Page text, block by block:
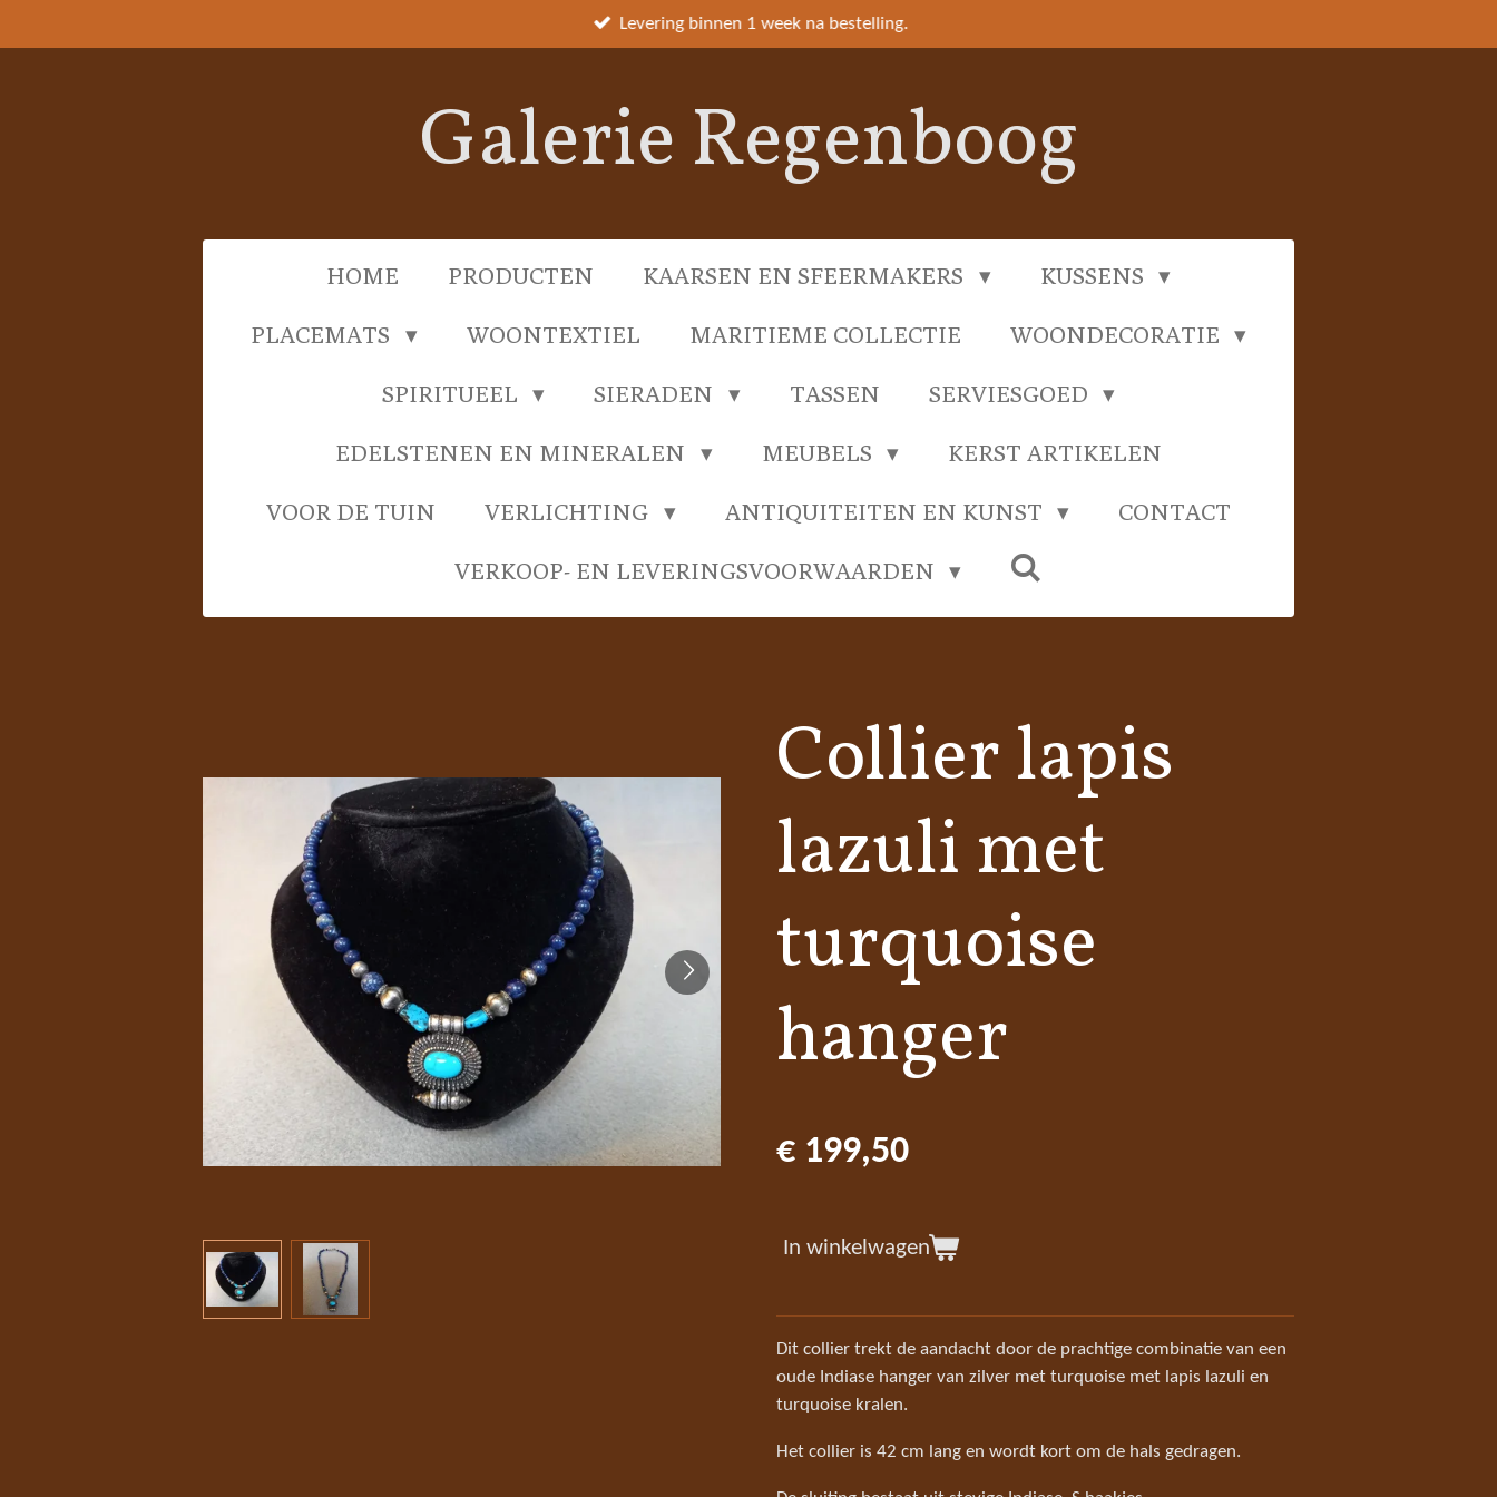
direct
Levering binnen 1 week na bestelling.
Galerie Regenboog
HOME PRODUCTEN KAARSEN EN SFEERMAKERS KUSSENS
PLACEMATS WOONTEXTIEL MARITIEME COLLECTIE WOONDECORATIE
SPIRITUEEL SIERADEN TASSEN SERVIESGOED
EDELSTENEN EN MINERALEN MEUBELS KERST ARTIKELEN
VOOR DE TUIN VERLICHTING ANTIQUITEITEN EN KUNST CONTACT
VERKOOP- EN LEVERINGSVOORWAARDEN
Collier lapis
lazuli met
turquoise
hanger
€ 199,50
In winkelwagen
Dit collier trekt de aandacht door de prachtige combinatie van een
oude Indiase hanger van zilver met turquoise met lapis lazuli en
turquoise kralen.
Het collier is 42 cm lang en wordt kort om de hals gedragen.